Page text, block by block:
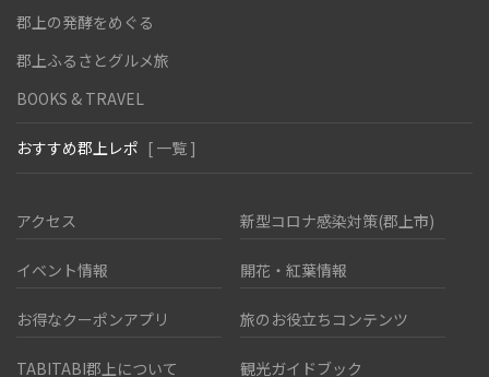
郡上の発酵をめぐる
郡上ふるさとグルメ旅
BOOKS & TRAVEL
おすすめ郡上レポ [ 一覧 ]
アクセス 新型コロナ感染対策(郡上市)
イベント情報 開花・紅葉情報
お得なクーポンアプリ 旅のお役立ちコンテンツ
TABITABI郡上について 観光ガイドブック